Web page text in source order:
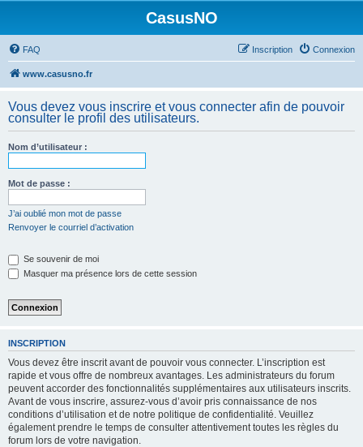
CasusNO
FAQ Connexion
Inscription
www.casusno.fr
Vous devez vous inscrire et vous connecter afin de pouvoir
consulter le profil des utilisateurs.
Nom d’utilisateur :
Mot de passe :
J’ai oublié mon mot de passe
Renvoyer le courriel d’activation
Se souvenir de moi
Masquer ma présence lors de cette session
INSCRIPTION
Vous devez être inscrit avant de pouvoir vous connecter. L’inscription est
rapide et vous offre de nombreux avantages. Les administrateurs du forum
peuvent accorder des fonctionnalités supplémentaires aux utilisateurs inscrits.
Avant de vous inscrire, assurez-vous d’avoir pris connaissance de nos
conditions d’utilisation et de notre politique de confidentialité. Veuillez
également prendre le temps de consulter attentivement toutes les règles du
forum lors de votre navigation.